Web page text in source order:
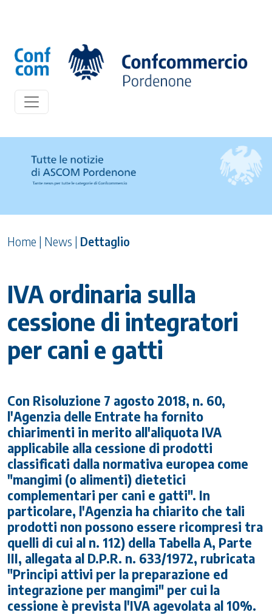
Home | News | Dettaglio
IVA ordinaria sulla
cessione di integratori
per cani e gatti
Con Risoluzione 7 agosto 2018, n. 60,
l'Agenzia delle Entrate ha fornito
chiarimenti in merito all'aliquota IVA
applicabile alla cessione di prodotti
classificati dalla normativa europea come
"mangimi (o alimenti) dietetici
complementari per cani e gatti". In
particolare, l'Agenzia ha chiarito che tali
prodotti non possono essere ricompresi tra
quelli di cui al n. 112) della Tabella A, Parte
III, allegata al D.P.R. n. 633/1972, rubricata
"Principi attivi per la preparazione ed
integrazione per mangimi" per cui la
cessione è prevista l'IVA agevolata al 10%.